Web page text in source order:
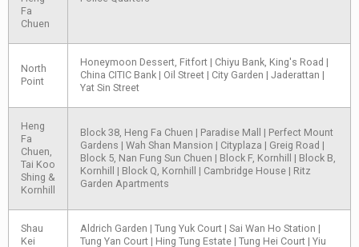
Fa
Chuen
North
Point
Honeymoon Dessert, Fitfort | Chiyu Bank, King's Road |
China CITIC Bank | Oil Street | City Garden | Jaderattan |
Yat Sin Street
Heng
Fa
Chuen,
Tai Koo
Shing &
Kornhill
Block 38, Heng Fa Chuen | Paradise Mall | Perfect Mount
Gardens | Wah Shan Mansion | Cityplaza | Greig Road |
Block 5, Nan Fung Sun Chuen | Block F, Kornhill | Block B,
Kornhill | Block Q, Kornhill | Cambridge House | Ritz
Garden Apartments
Shau
Kei
Aldrich Garden | Tung Yuk Court | Sai Wan Ho Station |
Tung Yan Court | Hing Tung Estate | Tung Hei Court | Yiu